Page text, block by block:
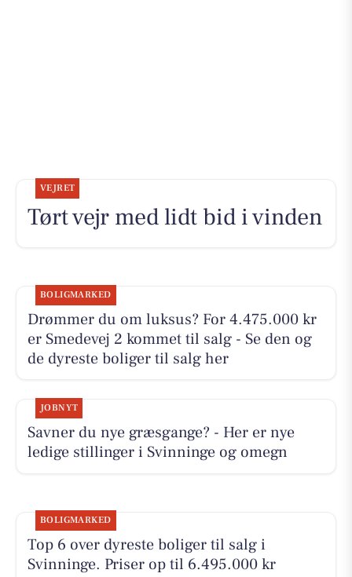
VEJRET
Tørt vejr med lidt bid i vinden
BOLIGMARKED
Drømmer du om luksus? For 4.475.000 kr
er Smedevej 2 kommet til salg - Se den og
de dyreste boliger til salg her
JOBNYT
Savner du nye græsgange? - Her er nye
ledige stillinger i Svinninge og omegn
BOLIGMARKED
Top 6 over dyreste boliger til salg i
Svinninge. Priser op til 6.495.000 kr